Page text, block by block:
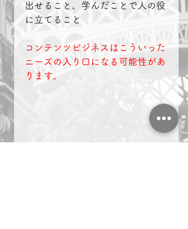
出せること、学んだことで人の役
に立てること
コンテンツビジネスはこういった
ニーズの入り口になる可能性があ
ります。